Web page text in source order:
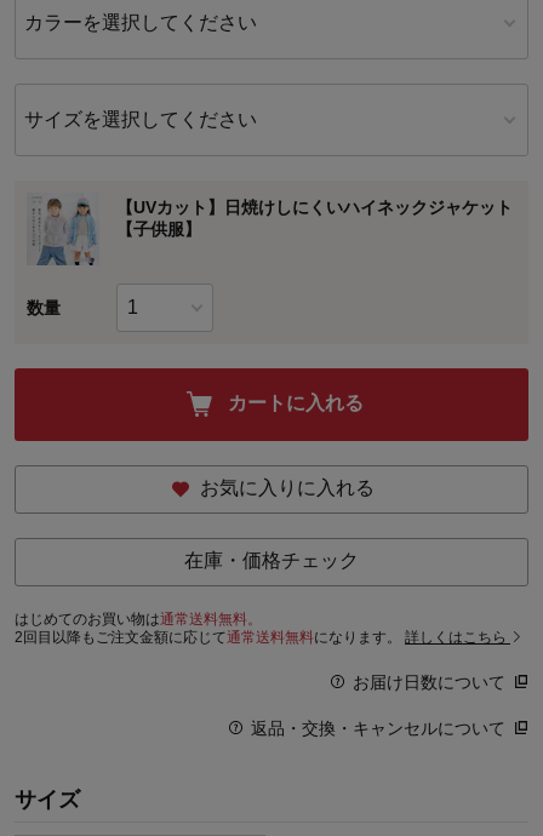
カラーを選択してください
サイズを選択してください
【UVカット】日焼けしにくいハイネックジャケット
【子供服】
数量
カートに入れる
お気に入りに入れる
在庫・価格チェック
はじめてのお買い物は通常送料無料。
2回目以降もご注文金額に応じて通常送料無料になります。 詳しくはこちら
お届け日数について
返品・交換・キャンセルについて
サイズ